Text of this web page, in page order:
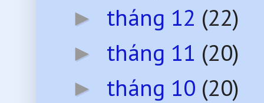
► tháng 12 (22)
► tháng 11 (20)
► tháng 10 (20)